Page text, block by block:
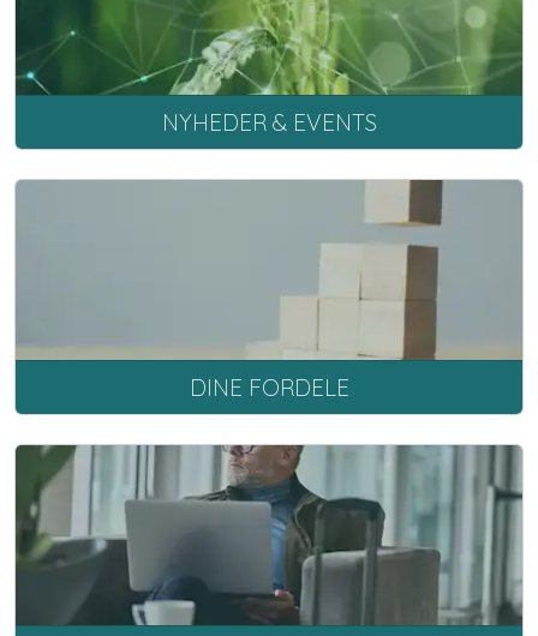
NYHEDER & EVENTS
DINE FORDELE